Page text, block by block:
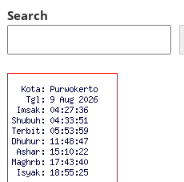
Search